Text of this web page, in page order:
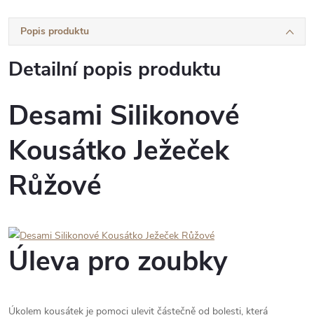
Popis produktu
Detailní popis produktu
Desami Silikonové
Kousátko Ježeček
Růžové
Úleva pro zoubky
Úkolem kousátek je pomoci ulevit částečně od bolesti, která